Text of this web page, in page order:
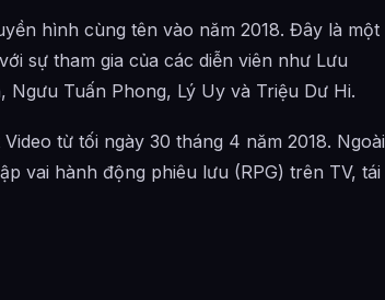
hình cùng tên vào năm 2018. Đây là một
sự tham gia của các diễn viên như Lưu
Ngưu Tuấn Phong, Lý Uy và Triệu Dư Hi.
từ tối ngày 30 tháng 4 năm 2018. Ngoài
vai hành động phiêu lưu (RPG) trên TV, tái